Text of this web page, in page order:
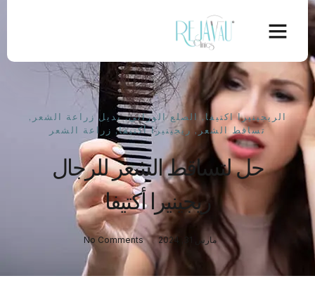
الريجينيرا اكتيفا, الصلع الوراثي,بديل زراعة الشعر ,
تساقط الشعر, ريجينيرا أكتيفا, زراعة الشعر
حل لتساقط الشعر للرجال
ريجينيرا أكتيفا
مارس 31, 2024 No Comments